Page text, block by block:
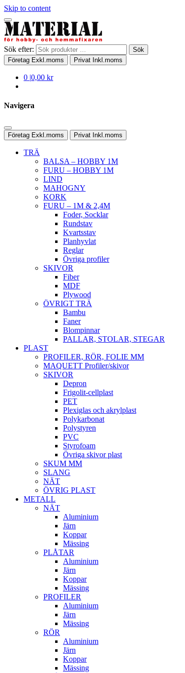
Skip to content
Sök efter:
Sök
Företag Exkl.moms Privat Inkl.moms
0 |0,00 kr
Navigera
Företag Exkl.moms Privat Inkl.moms
TRÄ
BALSA – HOBBY 1M
FURU – HOBBY 1M
LIND
MAHOGNY
KORK
FURU – 1M & 2,4M
Foder, Socklar
Rundstav
Kvartsstav
Planhyvlat
Reglar
Övriga profiler
SKIVOR
Fiber
MDF
Plywood
ÖVRIGT TRÄ
Bambu
Faner
Blompinnar
PALLAR, STOLAR, STEGAR
PLAST
PROFILER, RÖR, FOLIE MM
MAQUETT Profiler/skivor
SKIVOR
Depron
Frigolit-cellplast
PET
Plexiglas och akrylplast
Polykarbonat
Polystyren
PVC
Styrofoam
Övriga skivor plast
SKUM MM
SLANG
NÄT
ÖVRIG PLAST
METALL
NÄT
Aluminium
Järn
Koppar
Mässing
PLÅTAR
Aluminium
Järn
Koppar
Mässing
PROFILER
Aluminium
Järn
Mässing
RÖR
Aluminium
Järn
Koppar
Mässing